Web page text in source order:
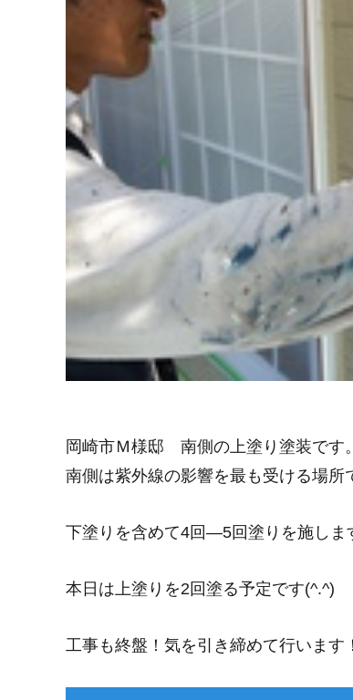
岡崎市Ｍ様邸 南側の上塗り塗装です。
南側は紫外線の影響を最も受ける場所
下塗りを含めて4回―5回塗りを施しま
本日は上塗りを2回塗る予定です(^.^)
工事も終盤！気を引き締めて行います！